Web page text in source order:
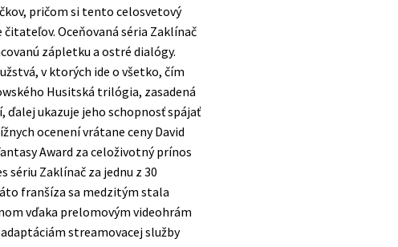
pričom si tento celosvetový
Oceňovaná séria Zaklínač
zápletku a ostré dialógy.
v ktorých ide o všetko, čím
Husitská trilógia, zasadená
ďalej ukazuje jeho schopnosť spájať
ocenení vrátane ceny David
Award za celoživotný prínos
sériu Zaklínač za jednu z 30
franšíza sa medzitým stala
vďaka prelomovým videohrám
streamovacej služby